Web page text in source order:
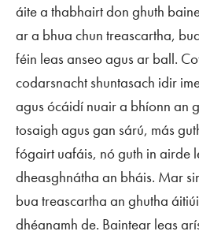
áite a thabhairt don ghuth
ar a bhua chun treascartha,
féin leas anseo agus ar ball.
codarsnacht shuntasach idir
agus ócáidí nuair a bhíonn an
tosaigh agus gan sárú, más
fógairt uafáis, nó guth in airde
dheasghnátha an bháis. Mar
bua treascartha an ghutha
dhéanamh de. Baintear leas